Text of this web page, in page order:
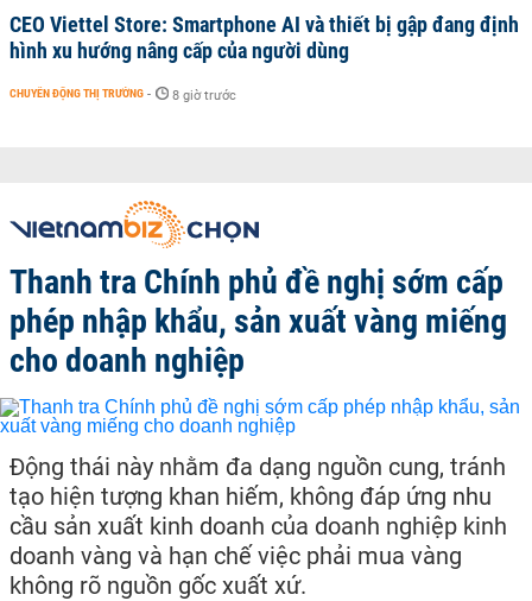
CEO Viettel Store: Smartphone AI và thiết bị gập đang định
hình xu hướng nâng cấp của người dùng
CHUYỂN ĐỘNG THỊ TRƯỜNG - 8 giờ trước
Thanh tra Chính phủ đề nghị sớm cấp
phép nhập khẩu, sản xuất vàng miếng
cho doanh nghiệp
Động thái này nhằm đa dạng nguồn cung, tránh
tạo hiện tượng khan hiếm, không đáp ứng nhu
cầu sản xuất kinh doanh của doanh nghiệp kinh
doanh vàng và hạn chế việc phải mua vàng
không rõ nguồn gốc xuất xứ.